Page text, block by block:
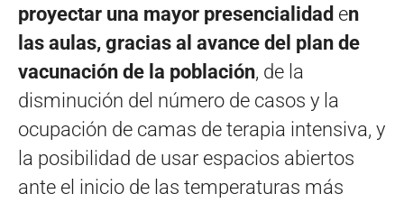
proyectar una mayor presencialidad en
las aulas, gracias al avance del plan de
vacunación de la población, de la
disminución del número de casos y la
ocupación de camas de terapia intensiva, y
la posibilidad de usar espacios abiertos
ante el inicio de las temperaturas más